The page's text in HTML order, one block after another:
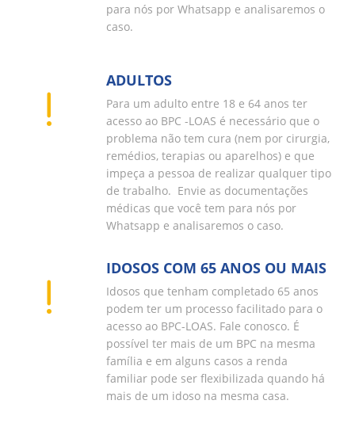
para nós por Whatsapp e analisaremos o
caso.
ADULTOS
Para um adulto entre 18 e 64 anos ter
acesso ao BPC -LOAS é necessário que o
problema não tem cura (nem por cirurgia,
remédios, terapias ou aparelhos) e que
impeça a pessoa de realizar qualquer tipo
de trabalho. Envie as documentações
médicas que você tem para nós por
Whatsapp e analisaremos o caso.
IDOSOS COM 65 ANOS OU MAIS
Idosos que tenham completado 65 anos
podem ter um processo facilitado para o
acesso ao BPC-LOAS. Fale conosco. É
possível ter mais de um BPC na mesma
família e em alguns casos a renda
familiar pode ser flexibilizada quando há
mais de um idoso na mesma casa.